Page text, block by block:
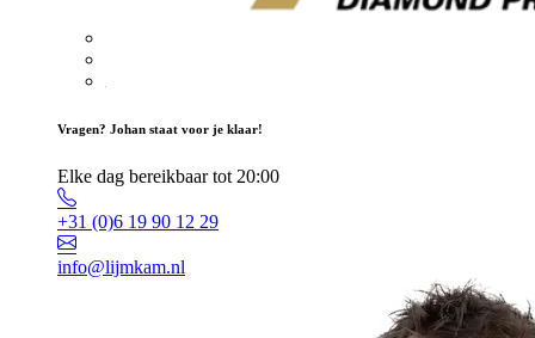
Vragen? Johan staat voor je klaar!
Elke dag bereikbaar tot 20:00
+31 (0)6 19 90 12 29
info@lijmkam.nl